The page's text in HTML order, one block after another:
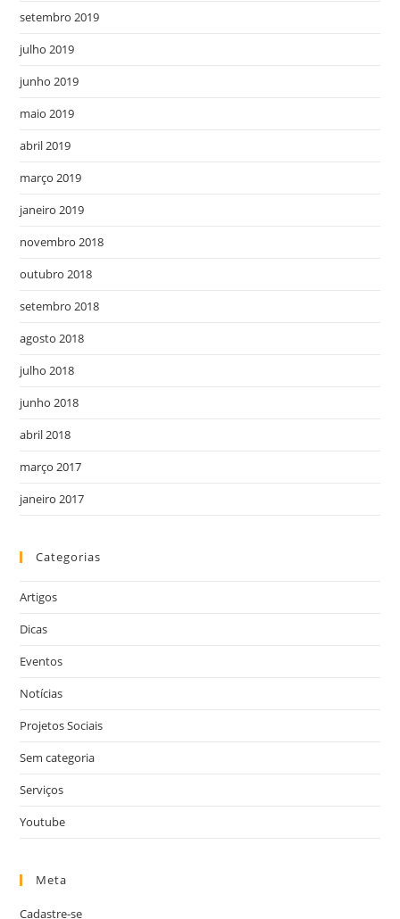
setembro 2019
julho 2019
junho 2019
maio 2019
abril 2019
março 2019
janeiro 2019
novembro 2018
outubro 2018
setembro 2018
agosto 2018
julho 2018
junho 2018
abril 2018
março 2017
janeiro 2017
Categorias
Artigos
Dicas
Eventos
Notícias
Projetos Sociais
Sem categoria
Serviços
Youtube
Meta
Cadastre-se